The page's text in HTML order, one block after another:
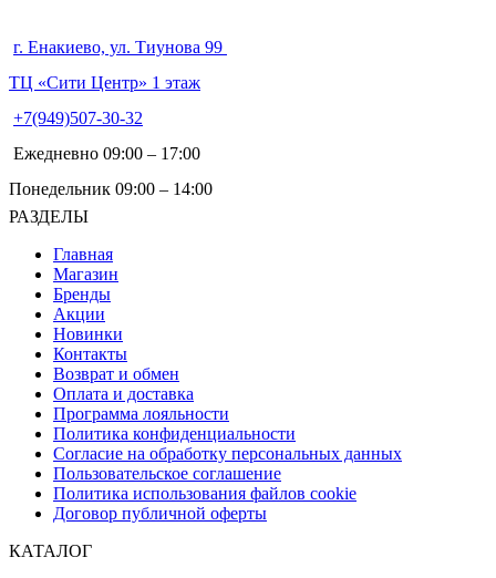
г. Енакиево, ул. Тиунова 99
ТЦ «Сити Центр» 1 этаж
+7(949)507-30-32
Ежедневно 09:00 – 17:00
Понедельник 09:00 – 14:00
РАЗДЕЛЫ
Главная
Магазин
Бренды
Акции
Новинки
Контакты
Возврат и обмен
Оплата и доставка
Программа лояльности
Политика конфиденциальности
Согласие на обработку персональных данных
Пользовательское соглашение
Политика использования файлов cookie
Договор публичной оферты
КАТАЛОГ